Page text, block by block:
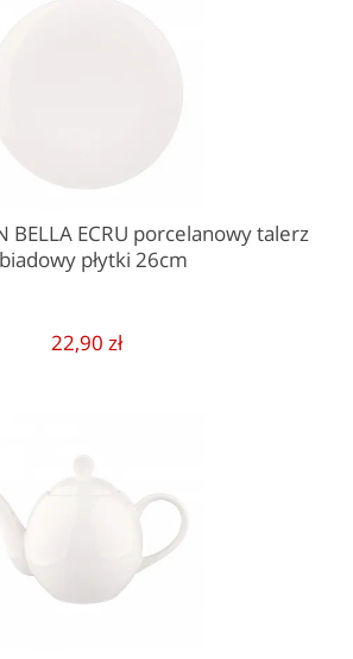
BELLA ECRU porcelanowy talerz
płytki 26cm
22,90 zł